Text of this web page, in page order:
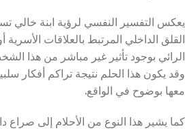
يعكس التفسير النفسي لرؤية ابنة خالي
القلق الداخلي المرتبط بالعلاقات الأسرية
الرائي بوجود تأثير غير مباشر من هذا
وقد يكون هذا الحلم نتيجة تراكم أفكار
معها بوضوح في الواقع.
كما يشير هذا النوع من الأحلام إلى صراع